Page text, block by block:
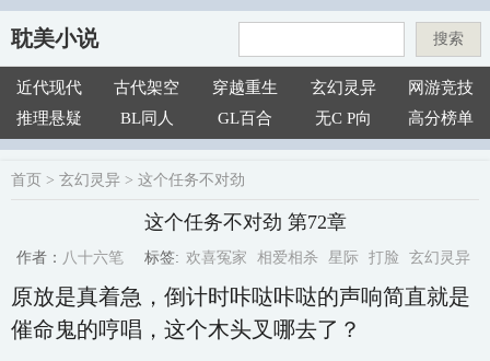
耽美小说 搜索
近代现代 古代架空 穿越重生 玄幻灵异
网游竞技
推理悬疑
BL同人 GL百合 无C P向 高分榜单
首页 > 玄幻灵异 > 这个任务不对劲
这个任务不对劲 第72章
作者： 八十六笔 标签: 欢喜冤家 相爱相杀 星际 打脸 玄幻灵异
原放是真着急，倒计时咔哒咔哒的声响简直就是
催命鬼的哼唱，这个木头叉哪去了？